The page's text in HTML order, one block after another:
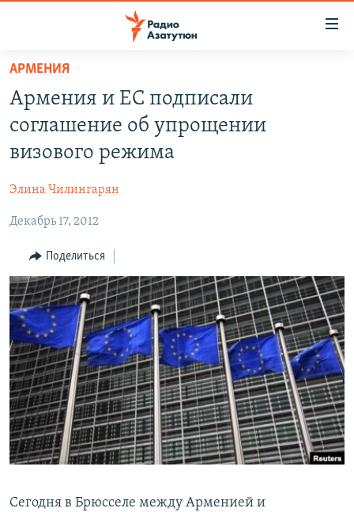
Перейти
основному
содержанию
основной
Перейти
поиску
НОВОСТИ
ЭКОНОМИКА
РЕГИОН
НАГОРНЫЙ КАРАБАХ
КУЛЬТУРА
СПОРТ
АРХИВ
Հայերեն
English
Русский
АРМЕНИЯ
Армения и ЕС подписали
соглашение об упрощении
визового режима
Элина Чилингарян
Декабрь 17, 2012
Поделиться
Сегодня в Брюсселе между Арменией и